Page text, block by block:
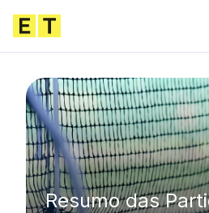
Resumo das